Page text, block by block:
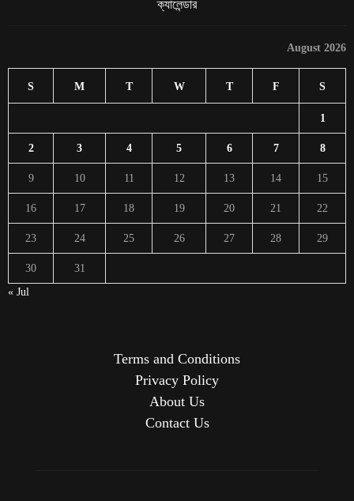
ক্যালেন্ডার
August 2026
S M T W T F S
1
2 3 4 5 6 7 8
9 10 11 12 13 14 15
16 17 18 19 20 21 22
23 24 25 26 27 28 29
30
31
« Jul
Terms and Conditions
Privacy Policy
About Us
Contact Us